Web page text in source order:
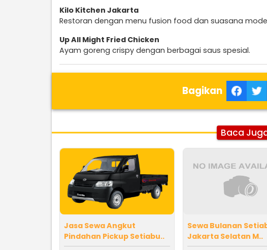
Kilo Kitchen Jakarta
Restoran dengan menu fusion food dan suasana
Up All Might Fried Chicken
Ayam goreng crispy dengan berbagai saus spesial.
Bagikan
Baca
Jasa Sewa Angkut
Pindahan Pickup Setiabu..
Sewa Bulanan
Jakarta Selatan M..